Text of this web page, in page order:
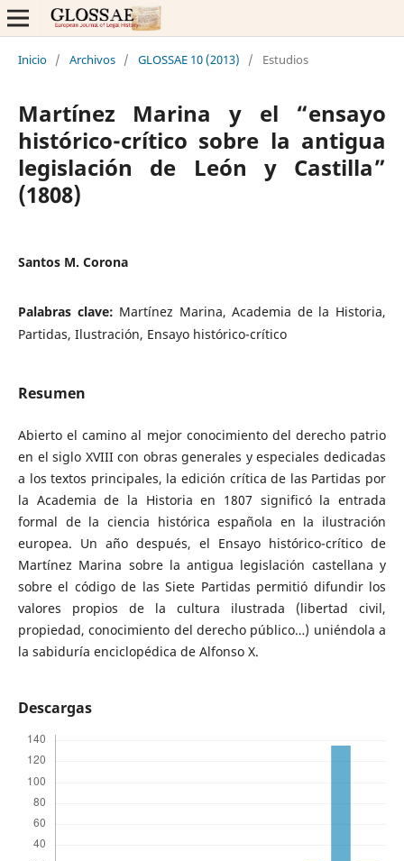
Inicio / Archivos / GLOSSAE 10 (2013) / Estudios
Martínez Marina y el “ensayo
histórico-crítico sobre la antigua
legislación de León y Castilla”
(1808)
Santos M. Corona
Palabras clave: Martínez Marina, Academia de la Historia,
Partidas, Ilustración, Ensayo histórico-crítico
Resumen
Abierto el camino al mejor conocimiento del derecho patrio
en el siglo XVIII con obras generales y especiales dedicadas
a los textos principales, la edición crítica de las Partidas por
la Academia de la Historia en 1807 significó la entrada
formal de la ciencia histórica española en la ilustración
europea. Un año después, el Ensayo histórico-crítico de
Martínez Marina sobre la antigua legislación castellana y
sobre el código de las Siete Partidas permitió difundir los
valores propios de la cultura ilustrada (libertad civil,
propiedad, conocimiento del derecho público…) uniéndola a
la sabiduría enciclopédica de Alfonso X.
Descargas